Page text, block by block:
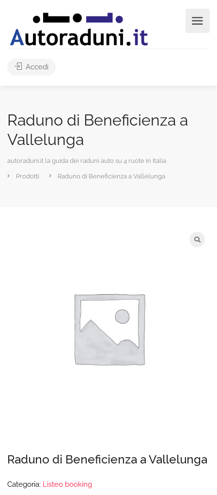
Accedi
Raduno di Beneficienza a
Vallelunga
autoraduni.it la guida dei raduni auto su 4 ruote in Italia
Prodotti Raduno di Beneficienza a Vallelunga
Raduno di Beneficienza a Vallelunga
Categoria: Listeo booking